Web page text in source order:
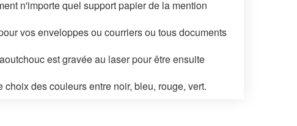
n'importe quel support papier de la mention
vos enveloppes ou courriers ou tous documents
est gravée au laser pour être ensuite
des couleurs entre noir, bleu, rouge, vert.